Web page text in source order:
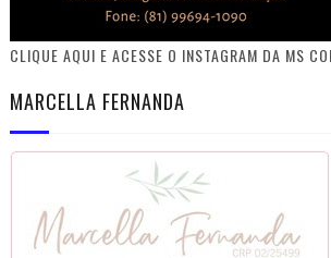
CLIQUE AQUI E ACESSE O INSTAGRAM DA MS
MARCELLA FERNANDA